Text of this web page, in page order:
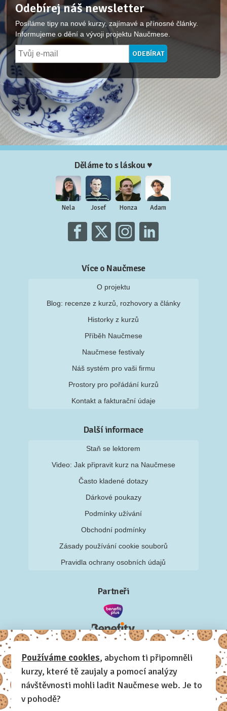
Odebírej náš newsletter
Posíláme tipy na nové kurzy, zajímavé a přínosné články.
Informujeme o dění a vývoji projektu Naučmese.
Děláme to s láskou ♥
Nela Josef Honza Adam
Více o Naučmese
O projektu
Blog: recenze z kurzů, rozhovory a články
Historky z kurzů
Příběh Naučmese
Naučmese festivaly
Náš systém pro vaši firmu
Prostory pro pořádání kurzů
Kontakt a fakturační údaje
Další informace
Staň se lektorem
Video: Jak připravit kurz na Naučmese
Často kladené dotazy
Dárkové poukazy
Podmínky užívání
Obchodní podmínky
Zásady používání cookie souborů
Pravidla ochrany osobních údajů
Partneři
Používáme cookies, abychom ti připomněli
kurzy, které tě zaujaly a pomocí analýzy
návštěvnosti mohli ladit Naučmese web. Je to
v pohodě?